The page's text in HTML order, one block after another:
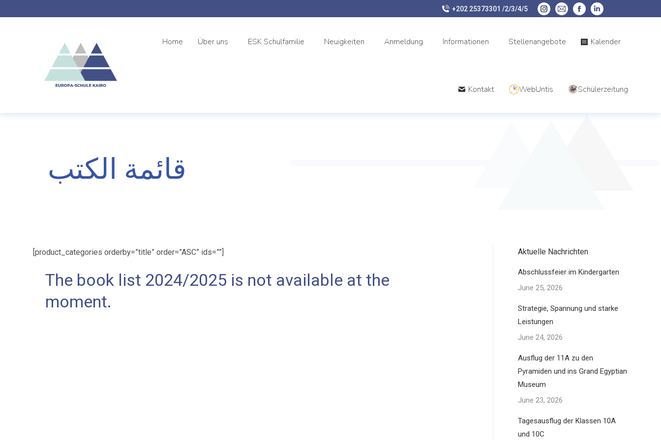
+202 25373301 /2/3/4/5
Home Über uns ESK Schulfamilie Neuigkeiten Anmeldung Informationen Stellenangebote Kalender
Kontakt WebUntis Schülerzeitung
قائمة الكتب
[product_categories orderby=”title” order=”ASC” ids=””]
The book list 2024/2025 is not available at the
moment.
Aktuelle Nachrichten
Abschlussfeier im Kindergarten
June 25, 2026
Strategie, Spannung und starke
Leistungen
June 24, 2026
Ausflug der 11A zu den
Pyramiden und ins Grand Egyptian
Museum
June 23, 2026
Tagesausflug der Klassen 10A
und 10C